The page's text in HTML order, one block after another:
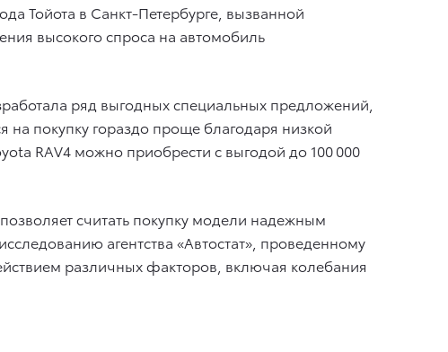
Тойота в Санкт-Петербурге, вызванной
высокого спроса на автомобиль
ряд выгодных специальных предложений,
покупку гораздо проще благодаря низкой
RAV4 можно приобрести с выгодой до 100 000
считать покупку модели надежным
агентства «Автостат», проведенному
различных факторов, включая колебания